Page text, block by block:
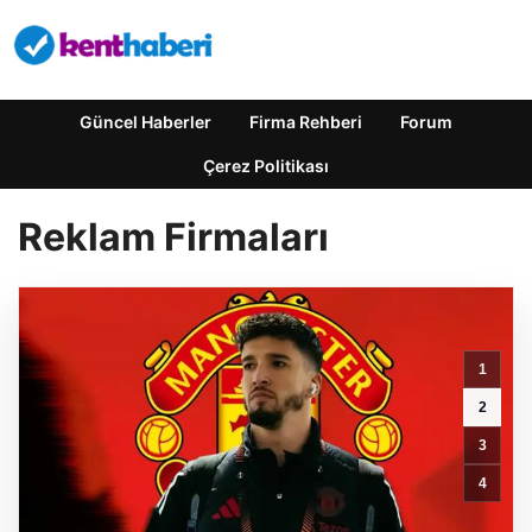
Güncel Haberler Firma Rehberi Forum
Çerez Politikası
Reklam Firmaları
1
2
3
4